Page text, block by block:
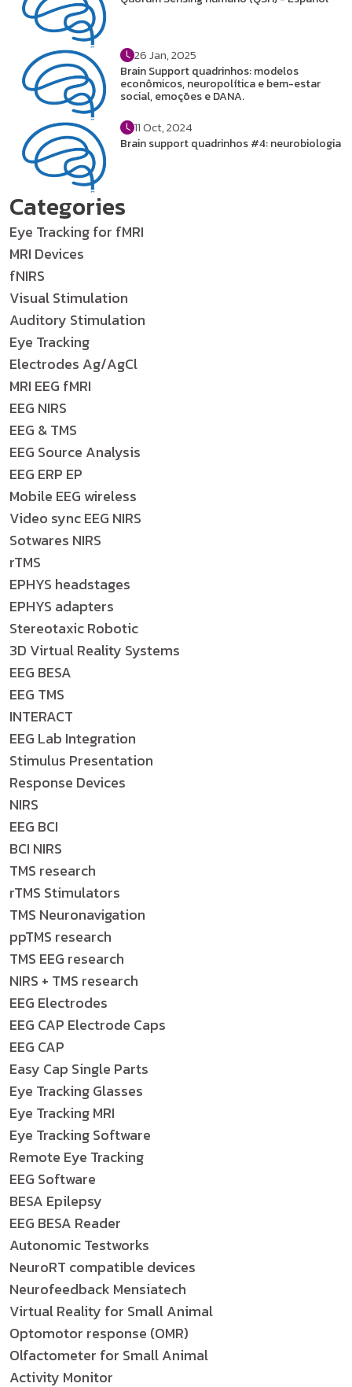
26 Jan, 2025
Brain Support quadrinhos: modelos
econômicos, neuropolítica e bem-estar
social, emoções e DANA.
11 Oct, 2024
Brain support quadrinhos #4: neurobiologia
Categories
Eye Tracking for fMRI
MRI Devices
fNIRS
Visual Stimulation
Auditory Stimulation
Eye Tracking
Electrodes Ag/AgCl
MRI EEG fMRI
EEG NIRS
EEG & TMS
EEG Source Analysis
EEG ERP EP
Mobile EEG wireless
Video sync EEG NIRS
Sotwares NIRS
rTMS
EPHYS headstages
EPHYS adapters
Stereotaxic Robotic
3D Virtual Reality Systems
EEG BESA
EEG TMS
INTERACT
EEG Lab Integration
Stimulus Presentation
Response Devices
NIRS
EEG BCI
BCI NIRS
TMS research
rTMS Stimulators
TMS Neuronavigation
ppTMS research
TMS EEG research
NIRS + TMS research
EEG Electrodes
EEG CAP Electrode Caps
EEG CAP
Easy Cap Single Parts
Eye Tracking Glasses
Eye Tracking MRI
Eye Tracking Software
Remote Eye Tracking
EEG Software
BESA Epilepsy
EEG BESA Reader
Autonomic Testworks
NeuroRT compatible devices
Neurofeedback Mensiatech
Virtual Reality for Small Animal
Optomotor response (OMR)
Olfactometer for Small Animal
Activity Monitor